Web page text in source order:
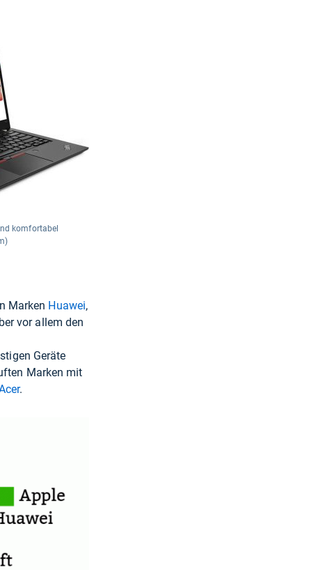
komfortabel
Marken Huawei,
vor allem den
Geräte
Marken mit
.